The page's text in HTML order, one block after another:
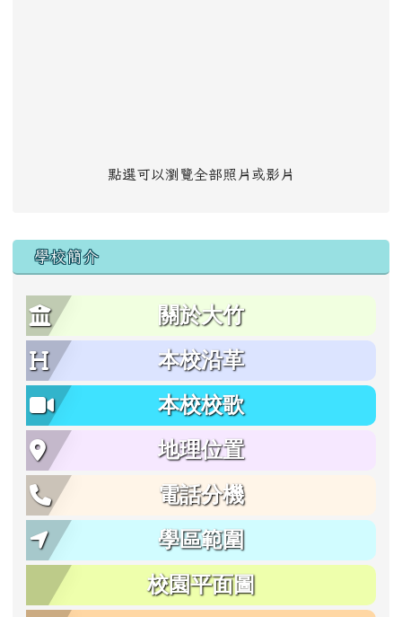
點選可以瀏覽全部照片或影片
學校簡介
關於大竹
本校沿革
本校校歌
地理位置
電話分機
學區範圍
校園平面圖